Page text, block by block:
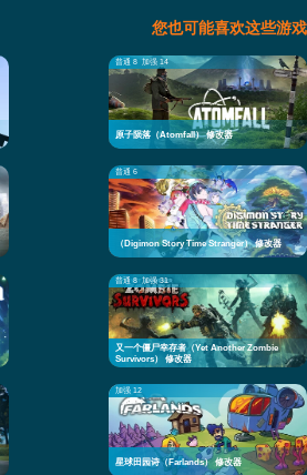
您也可能喜欢这些游戏
普通 8 加强 14
原子陨落（Atomfall） 修改器
普通 6
（Digimon Story Time Stranger） 修改器
普通 8 加强 31
又一个僵尸幸存者（Yet Another Zombie
Survivors） 修改器
加强 12
星球田园诗（Farlands） 修改器